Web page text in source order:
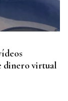
dinero virtual